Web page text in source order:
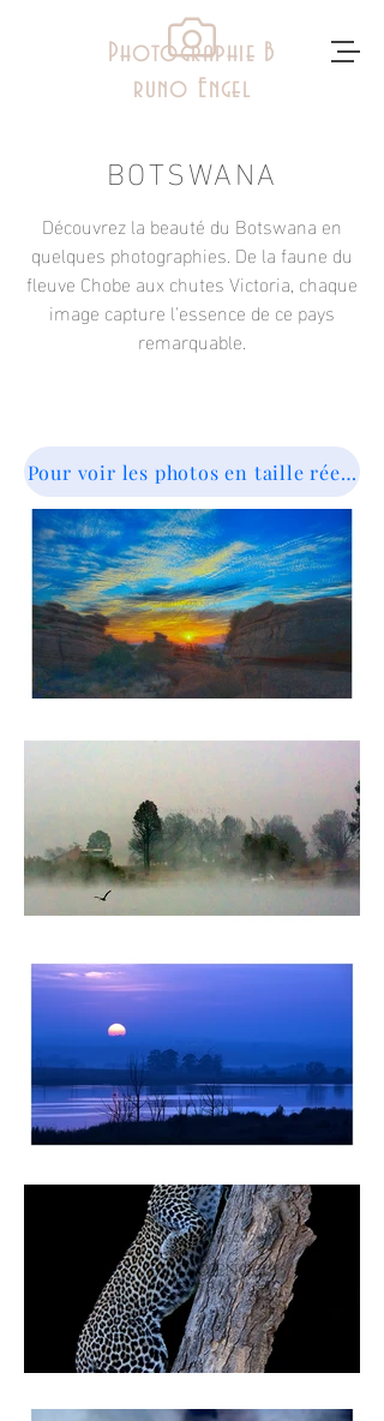
Photographie B
runo Engel
BOTSWANA
Découvrez la beauté du Botswana en
quelques photographies. De la faune du
fleuve Chobe aux chutes Victoria, chaque
image capture l'essence de ce pays
remarquable.
Pour voir les photos en taille réelle,